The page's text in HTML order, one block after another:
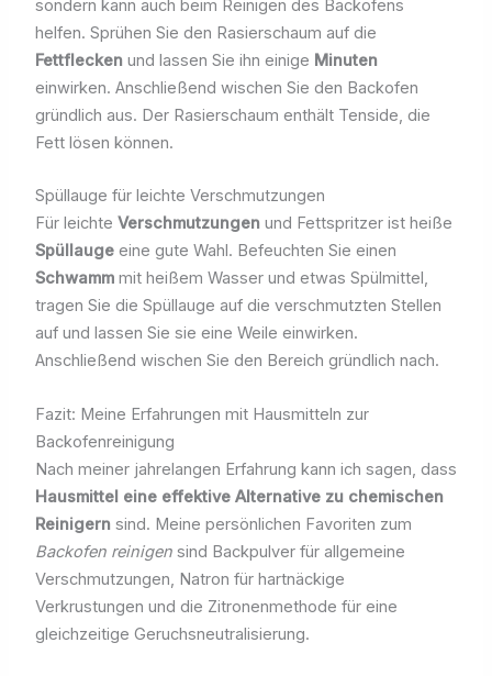
sondern kann auch beim Reinigen des Backofens
helfen. Sprühen Sie den Rasierschaum auf die
Fettfleckenund lassen Sie ihn einige Minuten
einwirken. Anschließend wischen Sie den Backofen
gründlich aus. Der Rasierschaum enthält Tenside, die
Fett lösen können.
Spüllauge für leichte Verschmutzungen
Für leichte Verschmutzungenund Fettspritzer ist heiße
Spüllaugeeine gute Wahl. Befeuchten Sie einen
Schwammmit heißem Wasser und etwas Spülmittel,
tragen Sie die Spüllauge auf die verschmutzten Stellen
auf und lassen Sie sie eine Weile einwirken.
Anschließend wischen Sie den Bereich gründlich nach.
Fazit: Meine Erfahrungen mit Hausmitteln zur
Backofenreinigung
Nach meiner jahrelangen Erfahrung kann ich sagen, dass
Hausmittel eine effektive Alternative zu chemischen
Reinigernsind. Meine persönlichen Favoriten zum
Backofen reinigensind Backpulver für allgemeine
Verschmutzungen, Natron für hartnäckige
Verkrustungen und die Zitronenmethode für eine
gleichzeitige Geruchsneutralisierung.